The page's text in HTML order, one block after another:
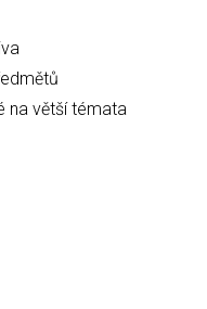
na větší témata